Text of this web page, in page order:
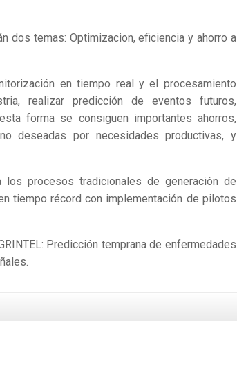
dos temas: Optimizacion, eficiencia y ahorro a
en tiempo real y el procesamiento
realizar predicción de eventos futuros,
forma se consiguen importantes ahorros,
deseadas por necesidades productivas, y
los procesos tradicionales de generación de
tiempo récord con implementación de pilotos
Predicción temprana de enfermedades